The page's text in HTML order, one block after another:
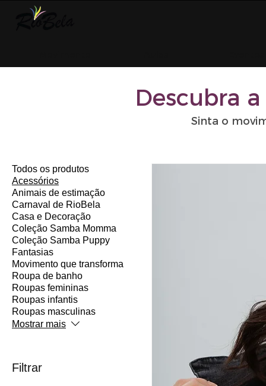
Descubra
Sinta o
Todos os produtos
Acessórios
Animais de estimação
Carnaval de RioBela
Casa e Decoração
Coleção Samba Momma
Coleção Samba Puppy
Fantasias
Movimento que transforma
Roupa de banho
Roupas femininas
Roupas infantis
Roupas masculinas
Mostrar mais
Filtrar